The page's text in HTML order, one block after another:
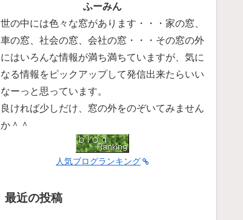
ふーみん
世の中には色々な窓があります・・・家の窓、
車の窓、社会の窓、会社の窓・・・その窓の外
にはいろんな情報が満ち満ちていますが、気に
なる情報をピックアップして発信出来たらいい
なーっと思っています。
良ければ少しだけ、窓の外をのぞいてみません
か＾＾
人気ブログランキング
最近の投稿